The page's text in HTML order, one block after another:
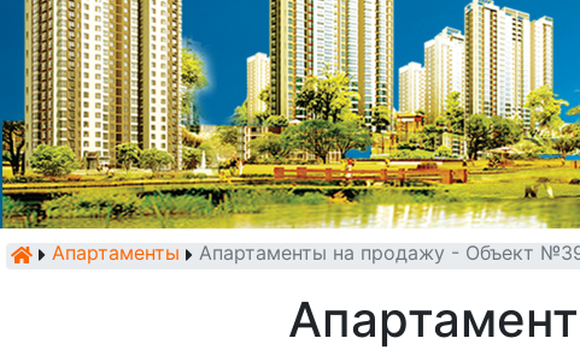
Апартаменты Апартаменты на продажу - Объект